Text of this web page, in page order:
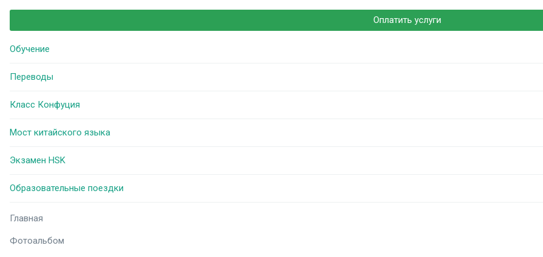
Оплатить услуги
Обучение
Переводы
Класс Конфуция
Мост китайского языка
Экзамен HSK
Образовательные поездки
Главная
Фотоальбом